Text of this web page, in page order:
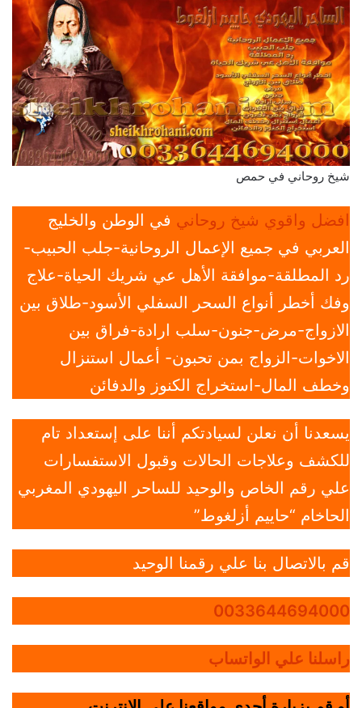
شيخ روحاني في حمص
افضل واقوي شيخ روحاني في الوطن والخليج
العربي في جميع الإعمال الروحانية-جلب الحبيب-
رد المطلقة-موافقة الأهل عي شريك الحياة-علاج
وفك أخطر أنواع السحر السفلي الأسود-طلاق بين
الازواج-مرض-جنون-سلب ارادة-فراق بين
الاخوات-الزواج بمن تحبون- أعمال استنزال
وخطف المال-استخراج الكنوز والدفائن
يسعدنا أن نعلن لسيادتكم أننا على إستعداد تام
للكشف وعلاجات الحالات وقبول الاستفسارات
علي رقم الخاص والوحيد للساحر اليهودي المغربي
الحاخام “حاييم أزلغوط”
قم بالاتصال بنا علي رقمنا الوحيد
0033644694000
راسلنا علي الواتساب